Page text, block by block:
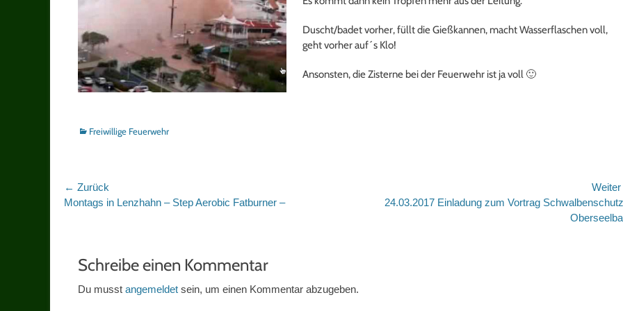
Duscht/badet vorher, füllt die Gießkannen, macht Wasserflaschen voll,
geht vorher auf´s Klo!
Ansonsten, die Zisterne bei der Feuerwehr ist ja voll 🙂
Kategorien
Freiwillige Feuerwehr
Beitragsnavigation
← Zurück
Vorheriger
Montags in Lenzhahn – Step Aerobic Fatburner –
Nächster24.03.2017 Einladung zum Vortrag
Schreibe einen Kommentar
Du musst angemeldet sein, um einen Kommentar abzugeben.